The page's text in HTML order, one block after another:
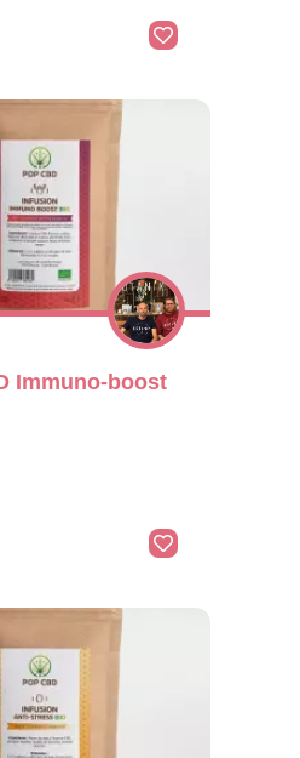
Immuno-boost